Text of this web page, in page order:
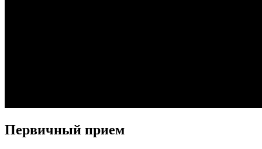
Первичный прием